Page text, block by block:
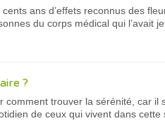
ans d’effets reconnus des
du corps médical qui l’avait
?
trouver la sérénité, car il
de ceux qui vivent dans cette